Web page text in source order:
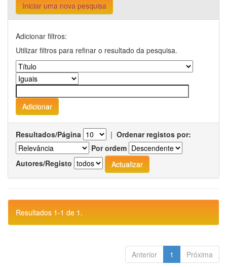
Iniciar uma nova pesquisa
Adicionar filtros:
Utilizar filtros para refinar o resultado da pesquisa.
Resultados/Página | Ordenar registos por:
Por ordem
Autores/Registo
Resultados 1-1 de 1.
Anterior 1 Próxima